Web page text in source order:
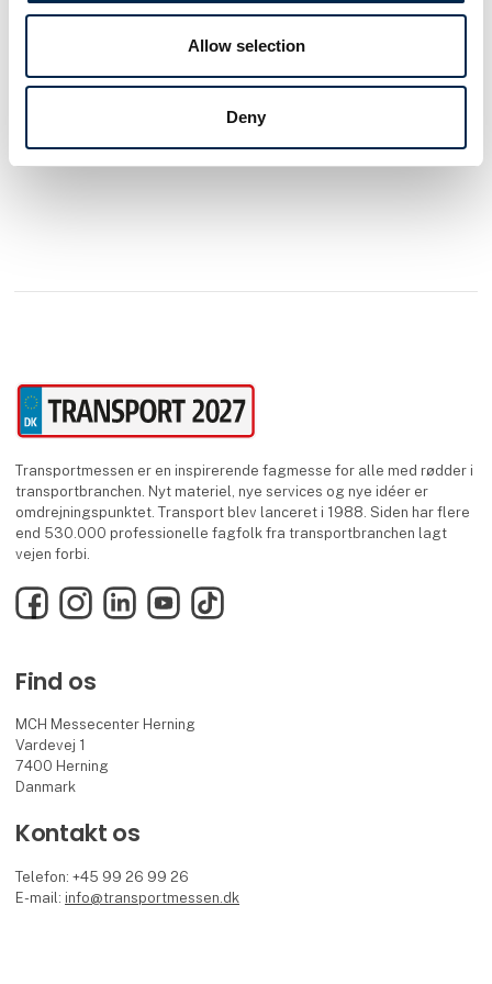
Allow selection
Deny
Transportmessen er en inspirerende fagmesse for alle med rødder i
transportbranchen. Nyt materiel, nye services og nye idéer er
omdrejningspunktet. Transport blev lanceret i 1988. Siden har flere
end 530.000 professionelle fagfolk fra transportbranchen lagt
vejen forbi.
FacebookInstagramLinkedInYouTubeTikTok
Find os
MCH Messecenter Herning
Vardevej 1
7400 Herning
Danmark
Kontakt os
Telefon: +45 99 26 99 26
E-mail: info@transportmessen.dk